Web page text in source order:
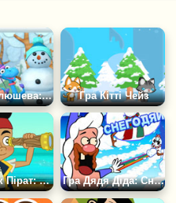
Доктор Плюшева: Зліпити Сніговика Гра Кітті Чейз
Гра Джейк Пірат: Гострий Погляд Гра Дядя Діда: Снігодяї